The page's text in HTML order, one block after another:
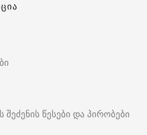
შეძენის წესები და პირობები